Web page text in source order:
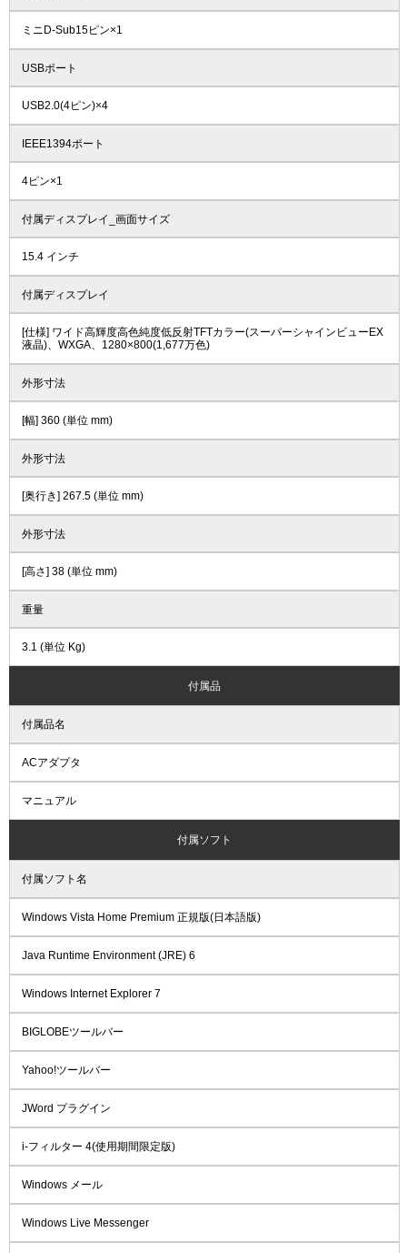
ミニD-Sub15ピン×1
USBポート
USB2.0(4ピン)×4
IEEE1394ポート
4ピン×1
付属ディスプレイ_画面サイズ
15.4 インチ
付属ディスプレイ
[仕様] ワイド高輝度高色純度低反射TFTカラー(スーパーシャインビューEX
液晶)、WXGA、1280×800(1,677万色)
外形寸法
[幅] 360 (単位 mm)
外形寸法
[奥行き] 267.5 (単位 mm)
外形寸法
[高さ] 38 (単位 mm)
重量
3.1 (単位 Kg)
付属品
付属品名
ACアダプタ
マニュアル
付属ソフト
付属ソフト名
Windows Vista Home Premium 正規版(日本語版)
Java Runtime Environment (JRE) 6
Windows Internet Explorer 7
BIGLOBEツールバー
Yahoo!ツールバー
JWord プラグイン
i-フィルター 4(使用期間限定版)
Windows メール
Windows Live Messenger